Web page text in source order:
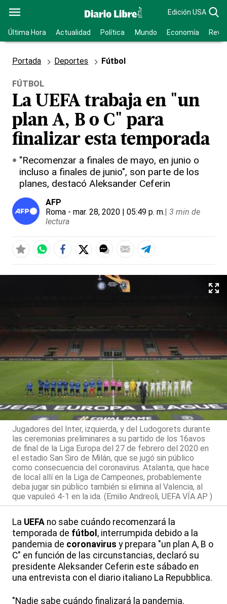
Edición USA
Última Hora Actualidad Política Mundo Economía
Portada Deportes Fútbol
FÚTBOL
La UEFA trabaja en "un
plan A, B o C" para
finalizar esta temporada
"Recomenzar a finales de mayo, en junio o
incluso a finales de junio", son parte de los
planes, destacó Aleksander Ceferin
AFP
Roma - mar. 28, 2020 | 05:49 p. m.| 3 min de
lectura
Jugadores del Inter, izquierda, y del Ludogorets durante
las ceremonias preliminares a su partido de los 16avos
de final de la Liga Europa del 27 de febrero del 2020 en
el estadio San Siro de Milán, que se jugó sin público
como consecuencia del coronavirus. Atalanta, que hace
de local allí en la Liga de Campeones, probablemente
deba jugar sin público también si elimina al Valencia, al
que vapuleó 4-1 en la ida. (Emilio Andreoli, UEFA VÍA AP )
La UEFA no sabe cuándo recomenzará la
temporada de fútbol , interrumpida debido a la
pandemia de coronavirus y prepara "un plan A, B o
C" en función de las circunstancias, declaró su
presidente Aleksander Ceferin este sábado en
una entrevista con el diario italiano La Repubblica.
"Nadie sabe cuándo finalizará la pandemia.